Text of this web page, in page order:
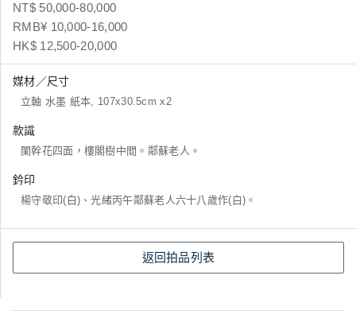
NT$ 50,000-80,000
RMB¥ 10,000-16,000
HK$ 12,500-20,000
媒材／尺寸
立軸 水墨 紙本, 107x30.5cm x2
款識
闌幹花四面，樓閣樹中間。鄰蘇老人。
鈐印
楊守敬印(白)、光緒丙午鄰蘇老人六十八歲作(白)。
返回拍品列表